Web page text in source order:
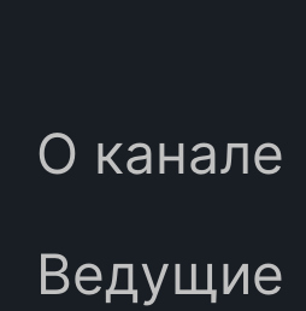
О канале
Ведущие